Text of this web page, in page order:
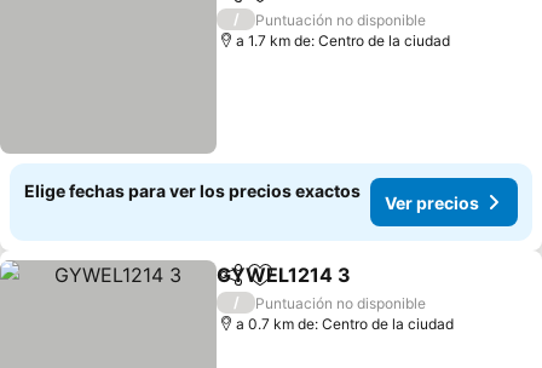
/
Puntuación no disponible
a 1.7 km de: Centro de la ciudad
Elige fechas para ver los precios exactos
Ver precios
CompartirAgregar a favoritos
GYWEL1214 3
/
Puntuación no disponible
a 0.7 km de: Centro de la ciudad